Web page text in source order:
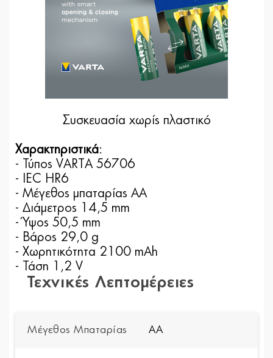
Συσκευασία χωρίς πλαστικό
Χαρακτηριστικά:
- Τύπος VARTA 56706
- IEC HR6
- Μέγεθος μπαταρίας AA
- Διάμετρος 14,5 mm
- Ύψος 50,5 mm
- Βάρος 29,0 g
- Χωρητικότητα 2100 mAh
- Τάση 1,2 V
Τεχνικές Λεπτομέρειες
Μέγεθος Μπαταρίας AA